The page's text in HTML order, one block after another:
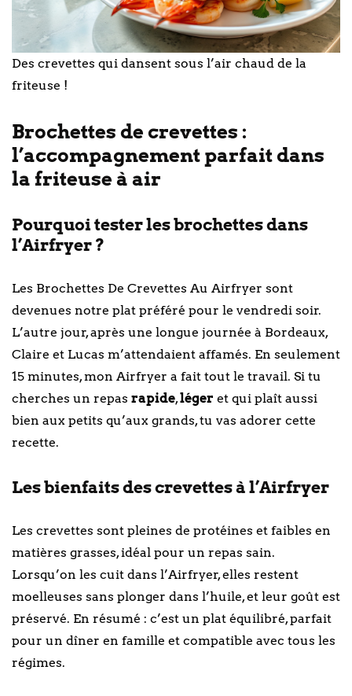
Des crevettes qui dansent sous l’air chaud de la
friteuse !
Brochettes de crevettes :
l’accompagnement parfait dans
la friteuse à air
Pourquoi tester les brochettes dans
l’Airfryer ?
Les Brochettes De Crevettes Au Airfryer sont
devenues notre plat préféré pour le vendredi soir.
L’autre jour, après une longue journée à Bordeaux,
Claire et Lucas m’attendaient affamés. En seulement
15 minutes, mon Airfryer a fait tout le travail. Si tu
cherches un repas rapide,léger et qui plaît aussi
bien aux petits qu’aux grands, tu vas adorer cette
recette.
Les bienfaits des crevettes à l’Airfryer
Les crevettes sont pleines de protéines et faibles en
matières grasses, idéal pour un repas sain.
Lorsqu’on les cuit dans l’Airfryer, elles restent
moelleuses sans plonger dans l’huile, et leur goût est
préservé. En résumé : c’est un plat équilibré, parfait
pour un dîner en famille et compatible avec tous les
régimes.